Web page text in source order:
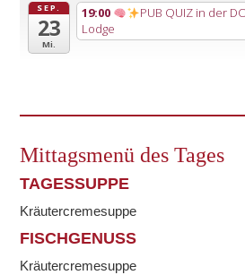
SEP.
23
Mi.
19:00 PUB QUIZ in der
Lodge
Mittagsmenü des Tages
TAGESSUPPE
Kräutercremesuppe
FISCHGENUSS
Kräutercremesuppe